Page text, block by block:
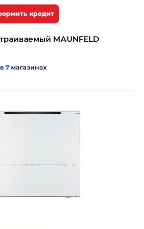
кредит
MAUNFELD
7 магазинах